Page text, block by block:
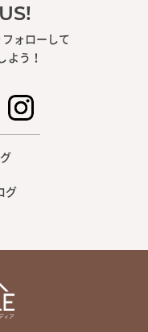
ォローして
よう！
グ